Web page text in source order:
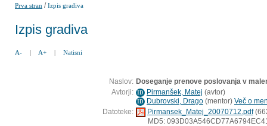
Prva stran /Izpis gradiva
Izpis gradiva
A- | A+ | Natisni
Naslov: Doseganje prenove poslovanja v
Avtorji: ID Pirmanšek, Matej (avtor)
ID Dubrovski, Drago (mentor) Več o
Datoteke:
Pirmansek_Matej_20070712.pdf
MD5: